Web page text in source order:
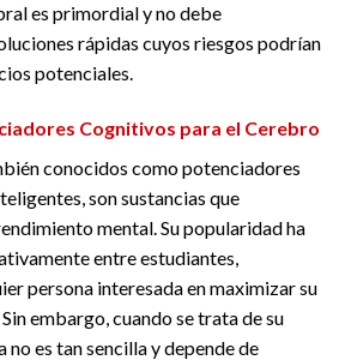
es primordial y no debe
rápidas cuyos riesgos podrían
potenciales.
Cognitivos para el Cerebro
conocidos como potenciadores
son sustancias que
mental. Su popularidad ha
entre estudiantes,
persona interesada en maximizar su
embargo, cuando se trata de su
no es tan sencilla y depende de